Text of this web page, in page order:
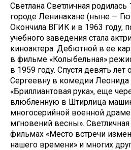
Светлана Светличная
городе Ленинакане (ныне —
Окончила ВГИК и в 1963 году,
учебного заведения стала
киноактера. Дебютной в ее
в фильме «Колыбельная»
в 1959 году. Спустя девять лет
Сергеевну в комедии Леонида
«Бриллиантовая рука», еще
влюбленную в Штирлица
многосерийной военной
мгновений весны».
фильмах «Место встречи
нашего времени» и многих